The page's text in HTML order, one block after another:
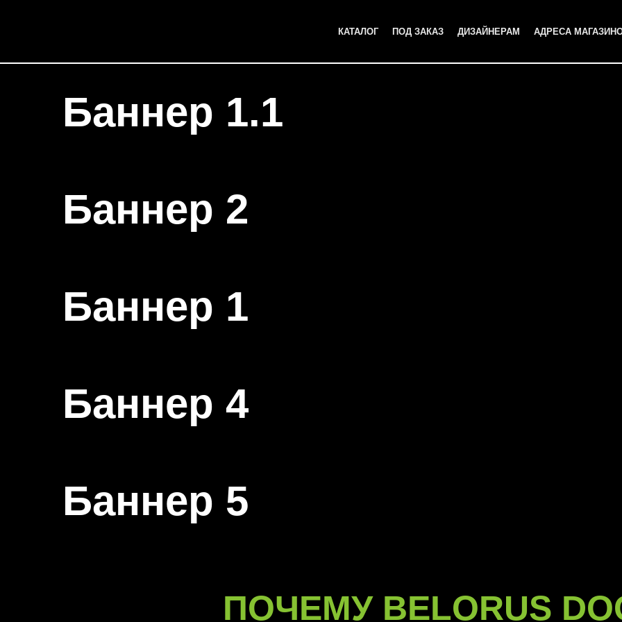
КАТАЛОГ ПОД ЗАКАЗ ДИЗАЙНЕРАМ АДРЕСА
Баннер 1.1
Баннер 2
Баннер 1
Баннер 4
Баннер 5
ПОЧЕМУ BELORUS